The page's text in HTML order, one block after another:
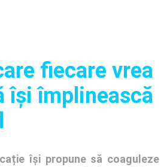
fiecare vrea
își împlinească
își propune să coaguleze